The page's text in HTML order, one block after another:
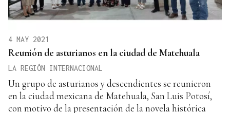
4 MAY 2021
Reunión de asturianos en la ciudad de Matehuala
LA REGIÓN INTERNACIONAL
Un grupo de asturianos y descendientes se reunieron
en la ciudad mexicana de Matehuala, San Luis Potosí,
con motivo de la presentación de la novela histórica